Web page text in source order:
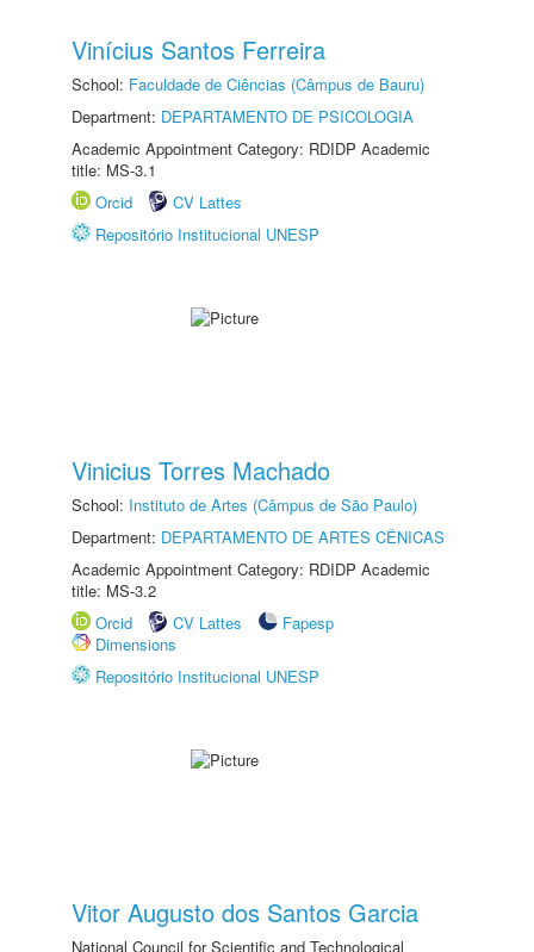
Vinícius Santos Ferreira
School: Faculdade de Ciências (Câmpus de Bauru)
Department: DEPARTAMENTO DE PSICOLOGIA
Academic Appointment Category: RDIDP Academic
title: MS-3.1
Orcid
CV Lattes
Repositório Institucional UNESP
Vinicius Torres Machado
School: Instituto de Artes (Câmpus de São Paulo)
Department: DEPARTAMENTO DE ARTES CÊNICAS
Academic Appointment Category: RDIDP Academic
title: MS-3.2
Orcid
CV Lattes
Fapesp
Dimensions
Repositório Institucional UNESP
Vitor Augusto dos Santos Garcia
National Council for Scientific and Technological